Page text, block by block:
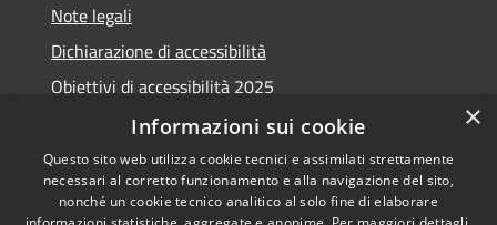
Note legali
Dichiarazione di accessibilità
Obiettivi di accessibilità 2025
Meccanismo di feedback
×
Informazioni sui cookie
Questo sito web utilizza cookie tecnici e assimilati strettamente
necessari al corretto funzionamento e alla navigazione del sito,
nonché un cookie tecnico analitico al solo fine di elaborare